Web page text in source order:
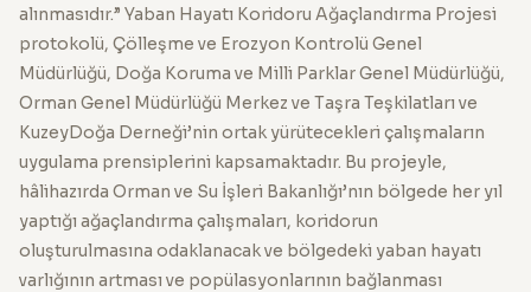
alınmasıdır.” Yaban Hayatı Koridoru Ağaçlandırma Projesi
protokolü, Çölleşme ve Erozyon Kontrolü Genel
Müdürlüğü, Doğa Koruma ve Milli Parklar Genel Müdürlüğü,
Orman Genel Müdürlüğü Merkez ve Taşra Teşkilatları ve
KuzeyDoğa Derneği’nin ortak yürütecekleri çalışmaların
uygulama prensiplerini kapsamaktadır. Bu projeyle,
hâlihazırda Orman ve Su İşleri Bakanlığı’nın bölgede her yıl
yaptığı ağaçlandırma çalışmaları, koridorun
oluşturulmasına odaklanacak ve bölgedeki yaban hayatı
varlığının artması ve popülasyonlarının bağlanması